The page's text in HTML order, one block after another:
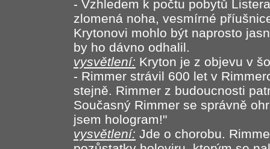
- Vzhledem k počtu pobytů
zlomená noha, vesmírné
Krytonovi mohlo být naprosto
by ho dávno odhalil.
vysvětlení: Kryton je z objevu v
- Rimmer strávil 600 let v
stejně. Rimmer z budoucnosti
Současný Rimmer se správně
jsem hologram!"
vysvětlení: Jde o chorobu.